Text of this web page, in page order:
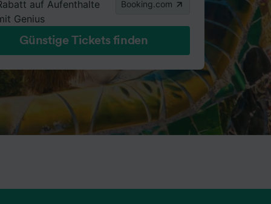
auf Aufenthalte
Genius
Booking.com
Günstige Tickets finden